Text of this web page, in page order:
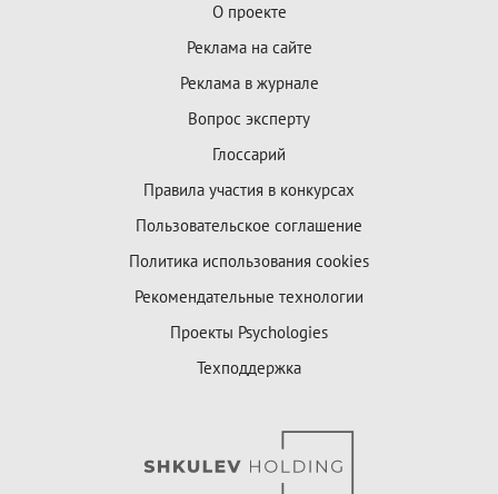
О проекте
Реклама на сайте
Реклама в журнале
Вопрос эксперту
Глоссарий
Правила участия в конкурсах
Пользовательское соглашение
Политика использования cookies
Рекомендательные технологии
Проекты Psychologies
Техподдержка